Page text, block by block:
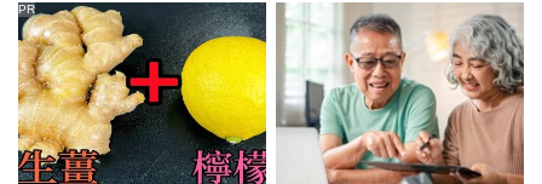
這時機！
PR